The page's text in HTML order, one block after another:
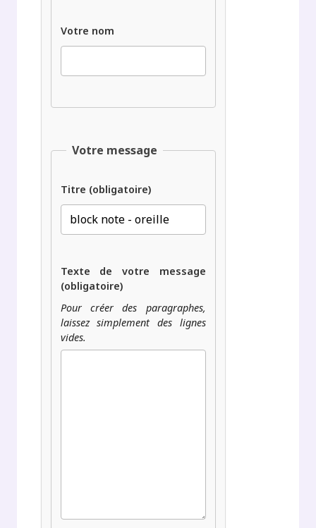
Votre nom
Votre message
Titre (obligatoire)
Texte de votre message
(obligatoire)
Pour créer des paragraphes,
laissez simplement des lignes
vides.